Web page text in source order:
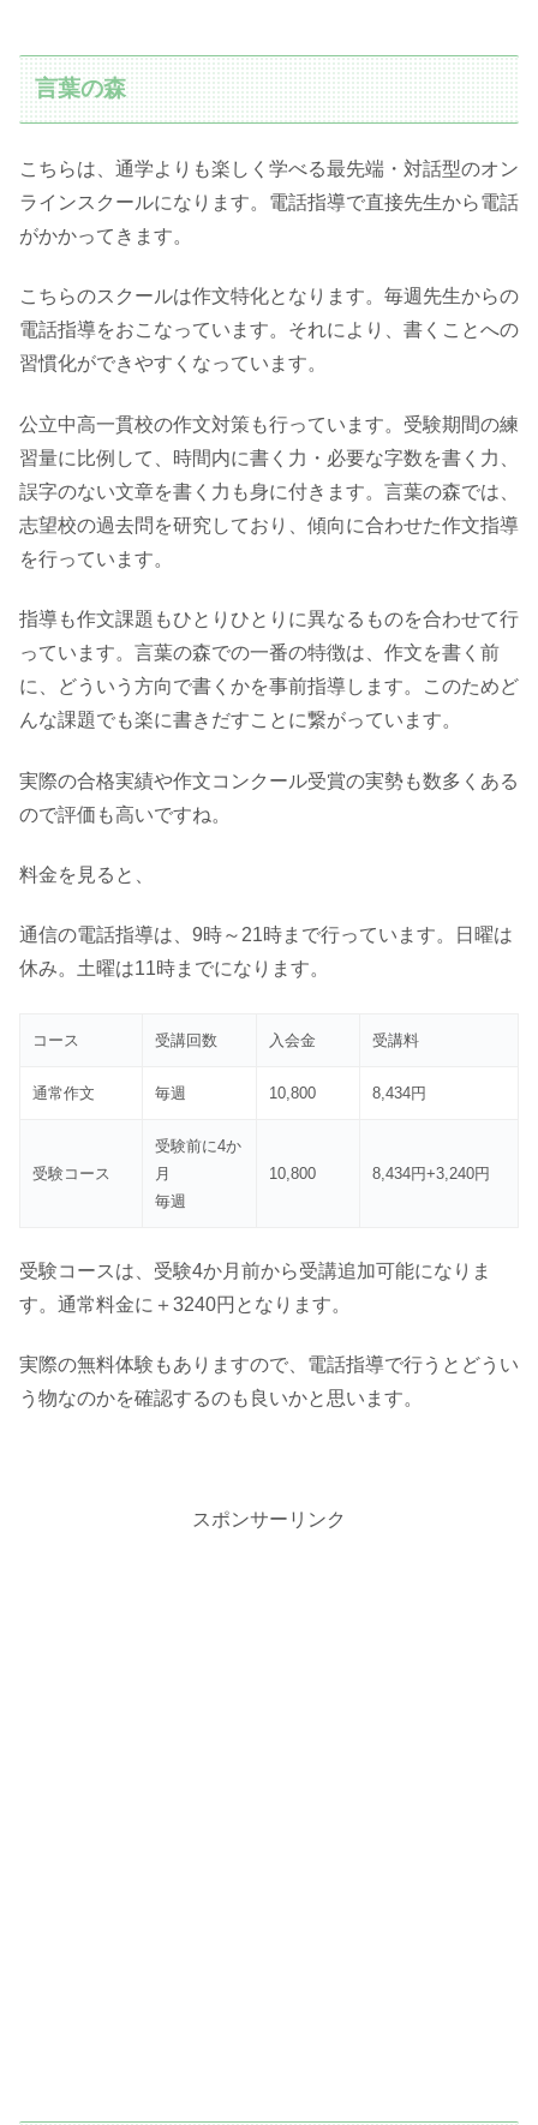
言葉の森
こちらは、通学よりも楽しく学べる最先端・対話型のオン
ラインスクールになります。電話指導で直接先生から電話
がかかってきます。
こちらのスクールは作文特化となります。毎週先生からの
電話指導をおこなっています。それにより、書くことへの
習慣化ができやすくなっています。
公立中高一貫校の作文対策も行っています。受験期間の練
習量に比例して、時間内に書く力・必要な字数を書く力、
誤字のない文章を書く力も身に付きます。言葉の森では、
志望校の過去問を研究しており、傾向に合わせた作文指導
を行っています。
指導も作文課題もひとりひとりに異なるものを合わせて行
っています。言葉の森での一番の特徴は、作文を書く前
に、どういう方向で書くかを事前指導します。このためど
んな課題でも楽に書きだすことに繋がっています。
実際の合格実績や作文コンクール受賞の実勢も数多くある
ので評価も高いですね。
料金を見ると、
通信の電話指導は、9時～21時まで行っています。日曜は
休み。土曜は11時までになります。
コース 受講回数 入会金 受講料
通常作文 毎週 10,800 8,434円
受験コース
受験前に4か
月
毎週
10,800 8,434円+3,240円
受験コースは、受験4か月前から受講追加可能になりま
す。通常料金に＋3240円となります。
実際の無料体験もありますので、電話指導で行うとどうい
う物なのかを確認するのも良いかと思います。
スポンサーリンク